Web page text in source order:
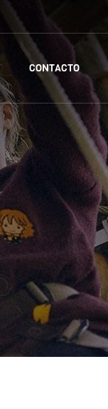
CONTACTO